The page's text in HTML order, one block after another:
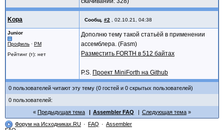
Kopa Сообщ. #2 02.10.21, 04:38
Junior
Профиль · PM
Рейтинг (т): нет
Дополню тему такой статьёй в применении
ассемблера. (Fasm)
Разместить FORTH в 512 байтах
P.S. Проект MiniForth на Github
0 пользователей читают эту тему (0 гостей и 0 скрытых пользователей)
0 пользователей:
Предыдущая тема
Assembler FAQ
Следующая тема
Форум на Исходниках.RU
FAQ
Assembler